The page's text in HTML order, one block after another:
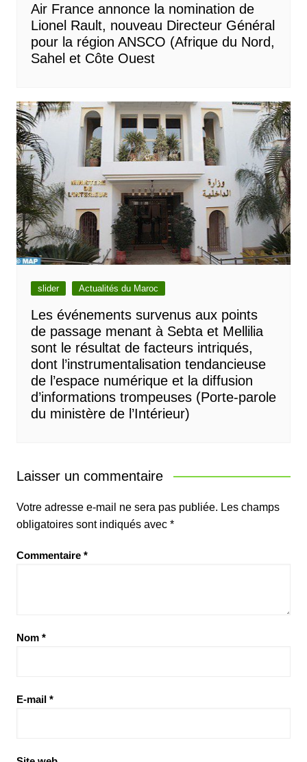
Air France annonce la nomination de
Lionel Rault, nouveau Directeur Général
pour la région ANSCO (Afrique du Nord,
Sahel et Côte Ouest
slider Actualités du Maroc
Les événements survenus aux points
de passage menant à Sebta et Mellilia
sont le résultat de facteurs intriqués,
dont l’instrumentalisation tendancieuse
de l’espace numérique et la diffusion
d’informations trompeuses (Porte-parole
du ministère de l’Intérieur)
Laisser un commentaire
Votre adresse e-mail ne sera pas publiée. Les champs
obligatoires sont indiqués avec *
Commentaire *
Nom *
E-mail *